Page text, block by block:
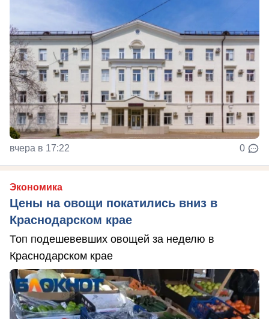
вчера в 17:22 0
Экономика
Цены на овощи покатились вниз в
Краснодарском крае
Топ подешевевших овощей за неделю в
Краснодарском крае